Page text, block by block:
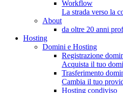
Workflow
La strada verso la
About
da oltre 20 anni
Hosting
Domini e Hosting
Registrazione
Acquista il tuo
Trasferimento
Cambia il tuo
Hosting condiviso